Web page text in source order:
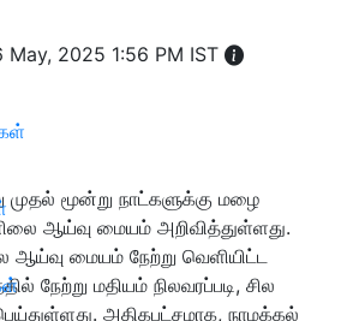
May, 2025 1:56 PM IST
முதல் மூன்று நாட்களுக்கு மழை
ஆய்வு மையம் அறிவித்துள்ளது.
மையம் நேற்று வெளியிட்ட
நேற்று மதியம் நிலவரப்படி, சில
அதிகபட்சமாக, நாமக்கல்